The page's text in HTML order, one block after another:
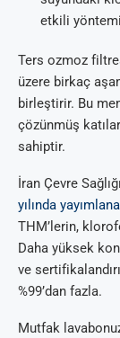
etkili
Ters ozmoz
üzere birkaç
birleştirir. Bu
çözünmüş
sahiptir.
İran Çevre
yılında
THM’lerin,
Daha yüksek
ve
%99’dan fazla.
Mutfak